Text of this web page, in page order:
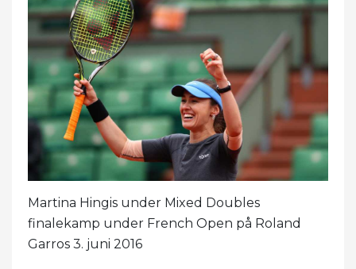
Martina Hingis under Mixed Doubles
finalekamp under French Open på Roland
Garros 3. juni 2016